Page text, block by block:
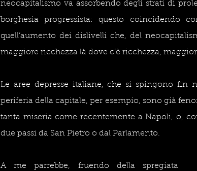
neocapitalismo va assorbendo degli strati di
borghesia progressista: questo coincidendo
quell’aumento dei dislivelli che, del
maggiore ricchezza là dove c’è ricchezza,
Le aree depresse italiane, che si spingono fin
periferia della capitale, per esempio, sono già
tanta miseria come recentemente a Napoli, o,
due passi da San Pietro o dal Parlamento.
A me parrebbe, fruendo della spregiata